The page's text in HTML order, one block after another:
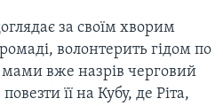
за своїм хворим
волонтерить гідом по
вже назрів черговий
її на Кубу, де Ріта,